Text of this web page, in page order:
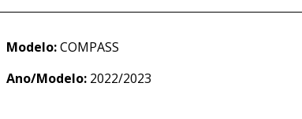
Modelo:COMPASS
Ano/Modelo:2022/2023